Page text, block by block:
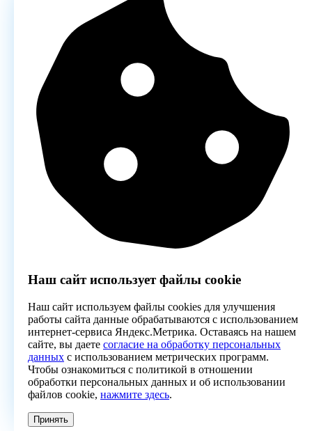
Наш сайт использует файлы cookie
Наш сайт используем файлы cookies для улучшения
работы сайта данные обрабатываются с использованием
интернет-сервиса Яндекс.Метрика. Оставаясь на нашем
сайте, вы даете согласие на обработку персональных
данных с использованием метрических программ.
Чтобы ознакомиться с политикой в отношении
обработки персональных данных и об использовании
файлов cookie, нажмите здесь.
Принять